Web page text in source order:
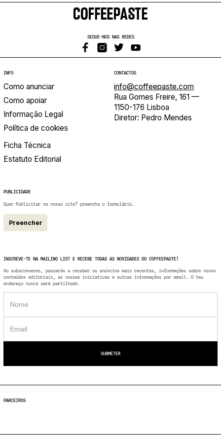
TEP/Teatro Rivoli) e com Pedro Gil e Miguel Castro
Caldas o espectáculo TERRENO SELVAGEM (2016, Teatro
Sentidos para desenvolver o espectáculo O OLHAR DE
MILHÕES, que foi apresentado em dez cidades
http://cargocollective.com/raquelcastro
SEGUE-NOS NAS REDES
INFO
Como anunciar
Como apoiar
Informação Legal
Política de cookies
Ficha Técnica
Estatuto Editorial
CONTACTOS
info@coffeepaste.com
Rua Gomes Freire, 161 —
1150-176 Lisboa
Diretor: Pedro Mendes
PUBLICIDADE
Quer Publicitar no nosso site? preencha o formulário.
Preencher
INSCREVE-TE NA MAILING LIST E RECEBE TODAS AS NOVIDADES DO COFFEEPASTE!
Ao subscreveres, passarás a receber os anúncios mais recentes, informações sobre novos
conteúdos editoriais, as nossas iniciativas e outras informações por email. O teu
endereço nunca será partilhado.
PARCEIROS